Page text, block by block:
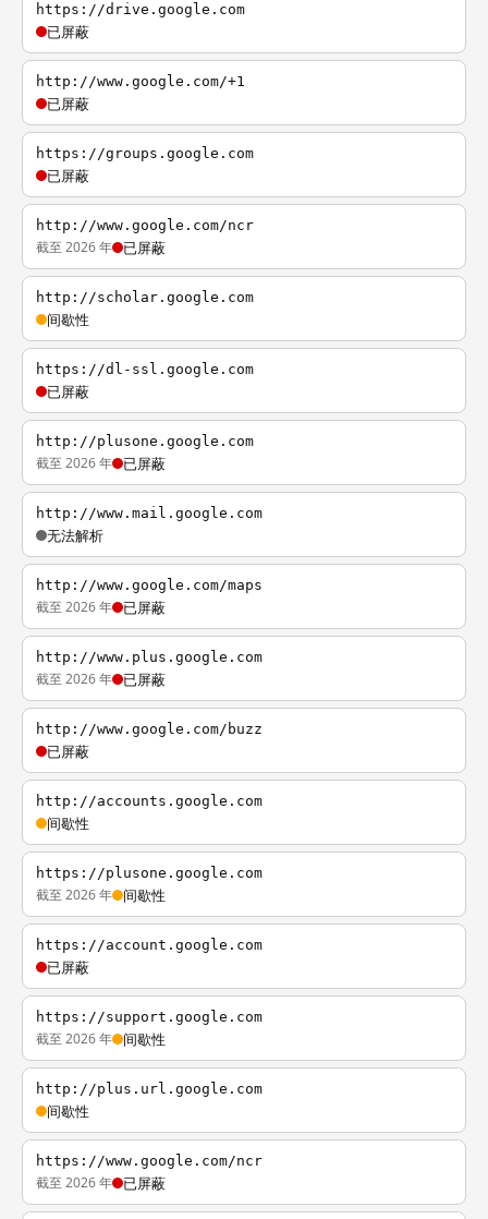
https://drive.google.com
已屏蔽
http://www.google.com/+1
已屏蔽
https://groups.google.com
已屏蔽
http://www.google.com/ncr
截至 2026 年 已屏蔽
http://scholar.google.com
间歇性
https://dl-ssl.google.com
已屏蔽
http://plusone.google.com
截至 2026 年 已屏蔽
http://www.mail.google.com
无法解析
http://www.google.com/maps
截至 2026 年 已屏蔽
http://www.plus.google.com
截至 2026 年 已屏蔽
http://www.google.com/buzz
已屏蔽
http://accounts.google.com
间歇性
https://plusone.google.com
截至 2026 年 间歇性
https://account.google.com
已屏蔽
https://support.google.com
截至 2026 年 间歇性
http://plus.url.google.com
间歇性
https://www.google.com/ncr
截至 2026 年 已屏蔽